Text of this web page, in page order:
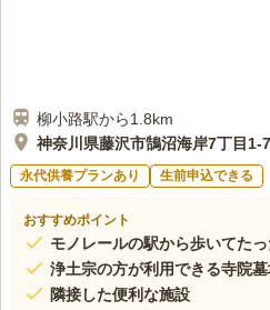
柳小路駅から1.8km
神奈川県藤沢市鵠沼海岸7丁目1-7
永代供養プランあり 生前申込できる
おすすめポイント
モノレールの駅から歩いてた
浄土宗の方が利用できる寺院
隣接した便利な施設